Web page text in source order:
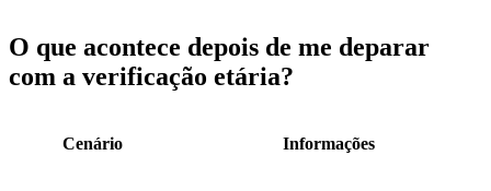
O que acontece depois de me deparar
com a verificação etária?
Cenário Informações